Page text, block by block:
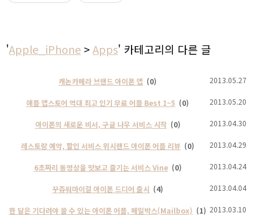
'Apple_iPhone >Apps' 카테고리의 다른 글
캐논카메라 브랜드 아이폰 앱 (0) 2013.05.27
애플 앱스토어 역대 최고 인기 무료 어플 Best 1~5 (0) 2013.05.20
아이폰의 새로운 비서, 구글 나우 서비스 시작 (0) 2013.04.30
레스토랑 예약, 할인 서비스 위시랜드 아이폰 어플 리뷰 (0) 2013.04.29
6초짜리 동영상을 맛보고 즐기는 서비스 Vine (0) 2013.04.24
꾸쥬워마이걸 아이폰 드디어 출시 (4) 2013.04.04
한 달은 기다려야 쓸 수 있는 아이폰 어플, 메일박스(Mailbox) (1) 2013.03.10